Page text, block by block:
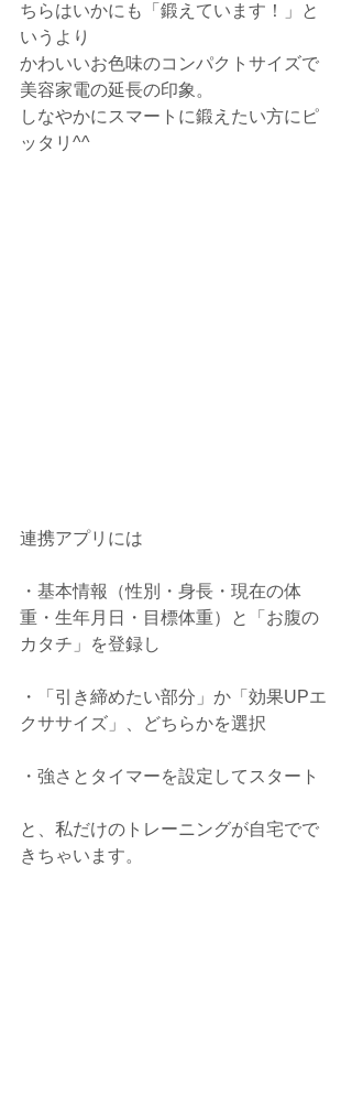
ちらはいかにも「鍛えています！」と
いうより
かわいいお色味のコンパクトサイズで
美容家電の延長の印象。
しなやかにスマートに鍛えたい方にピ
ッタリ^^
連携アプリには
・基本情報（性別・身長・現在の体
重・生年月日・目標体重）と「お腹の
カタチ」を登録し
・「引き締めたい部分」か「効果UPエ
クササイズ」、どちらかを選択
・強さとタイマーを設定してスタート
と、私だけのトレーニングが自宅でで
きちゃいます。